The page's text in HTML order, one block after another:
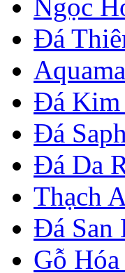
Ngọc
Đá
Đá Kim
Đá
Đá Da
Thạch
Đá San
Gỗ